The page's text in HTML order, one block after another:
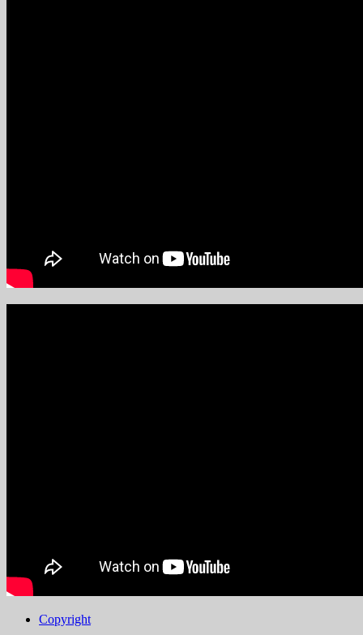
Copyright